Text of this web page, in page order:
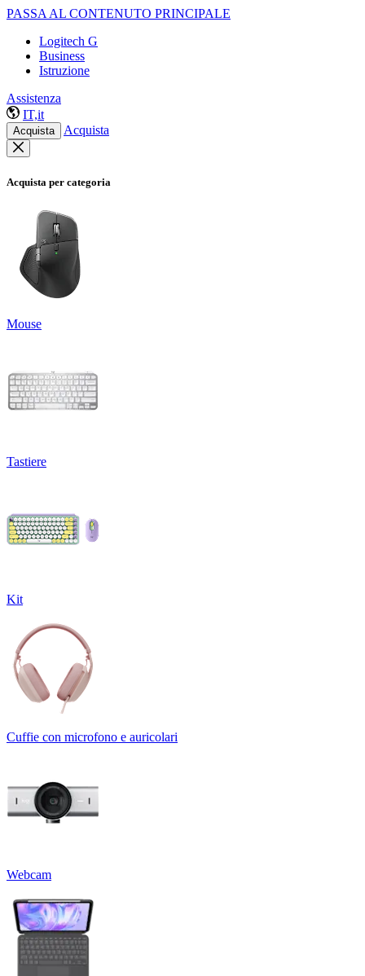
PASSA AL CONTENUTO PRINCIPALE
Logitech G
Business
Istruzione
Assistenza
IT,it
Acquista Acquista
Acquista per categoria
Mouse
Tastiere
Kit
Cuffie con microfono e auricolari
Webcam